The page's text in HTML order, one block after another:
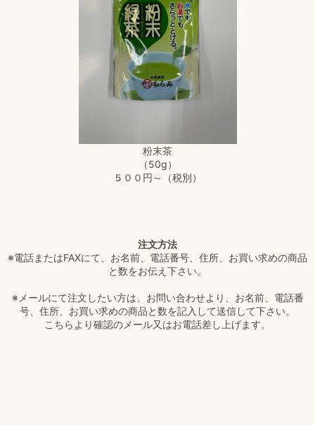
粉末茶
（50g）
５００円～（税別）
注文方法
※電話またはFAXにて、お名前、電話番号、住所、お買い求めの商品
と数をお伝え下さい。
※メールにて注文したい方は、お問い合わせより、お名前、電話番
号、住所、お買い求めの商品と数を記入して送信して下さい。
こちらより確認のメール又はお電話差し上げます。